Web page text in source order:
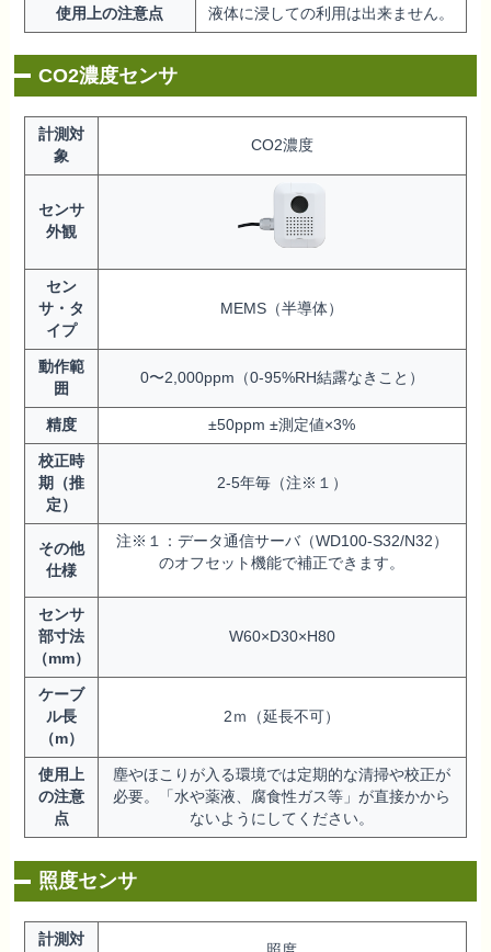
使用上の注意点 液体に浸しての利用は出来ません。
CO2濃度センサ
計測対
象
CO2濃度
センサ
外観
セン
サ・タ
イプ
MEMS（半導体）
動作範
囲
0〜2,000ppm（0-95%RH結露なきこと）
精度 ±50ppm ±測定値×3%
校正時
期（推
定）
2-5年毎（注※１）
その他
仕様
注※１：データ通信サーバ（WD100-S32/N32）
のオフセット機能で補正できます。
センサ
部寸法
（mm）
W60×D30×H80
ケーブ
ル長
（m）
2ｍ（延長不可）
使用上
の注意
点
塵やほこりが入る環境では定期的な清掃や校正が
必要。「水や薬液、腐食性ガス等」が直接かから
ないようにしてください。
照度センサ
計測対